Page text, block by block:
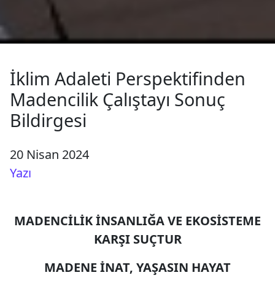
İklim Adaleti Perspektifinden
Madencilik Çalıştayı Sonuç
Bildirgesi
20 Nisan 2024
Yazı
MADENCİLİK İNSANLIĞA VE EKOSİSTEME
KARŞI SUÇTUR
MADENE İNAT, YAŞASIN HAYAT